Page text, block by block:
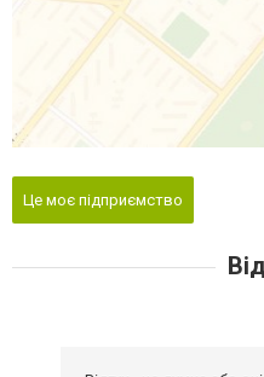
Це моє підприємство